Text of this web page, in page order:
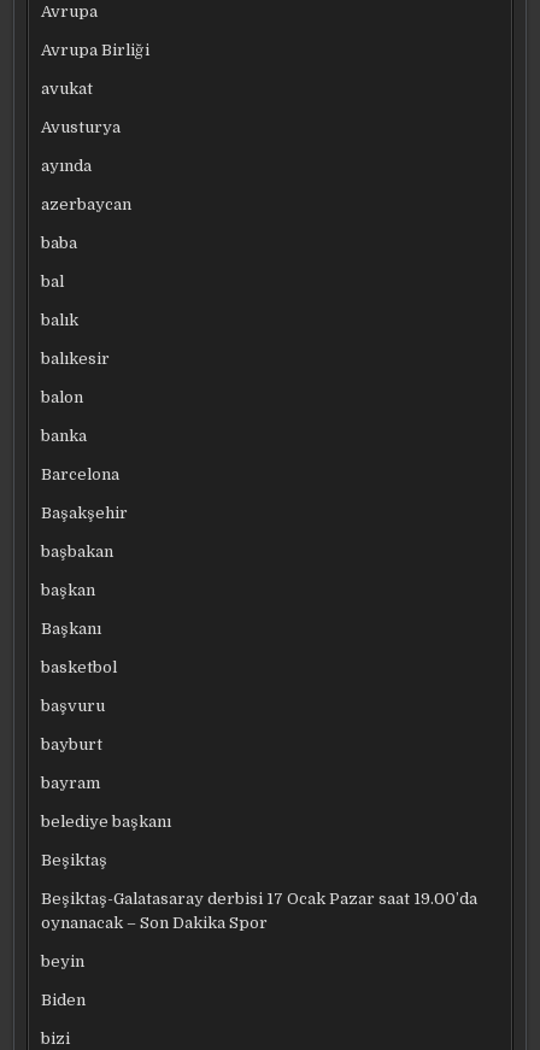
Avrupa
Avrupa Birliği
avukat
Avusturya
ayında
azerbaycan
baba
bal
balık
balıkesir
balon
banka
Barcelona
Başakşehir
başbakan
başkan
Başkanı
basketbol
başvuru
bayburt
bayram
belediye başkanı
Beşiktaş
Beşiktaş-Galatasaray derbisi 17 Ocak Pazar saat 19.00’da
oynanacak – Son Dakika Spor
beyin
Biden
bizi